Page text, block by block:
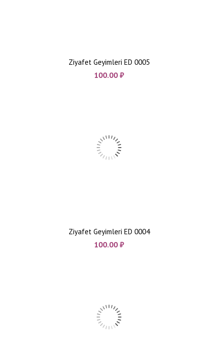
Ziyafet Geyimleri ED 0005
100.00 ₼
Ziyafet Geyimleri ED 0004
100.00 ₼